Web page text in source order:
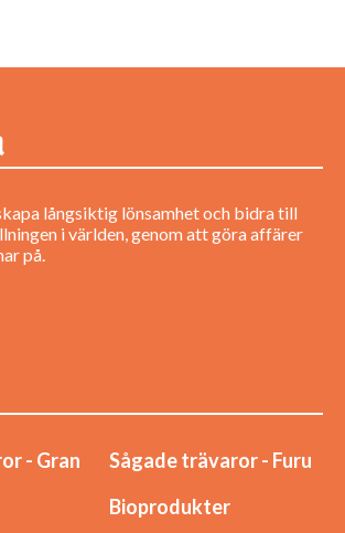
långsiktig lönsamhet och bidra till
i världen, genom att göra affärer
på.
- Gran
Sågade trävaror - Furu
Bioprodukter